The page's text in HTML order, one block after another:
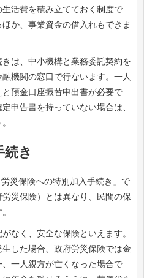
活費を積み立てておく制度で
か、事業資金の借入れもできま
は、中小機構と業務委託契約を
機関の窓口で行ないます。一人
預金口座振替申出書が必要で
申告書を持っていない場合は、
続き
災保険への特別加入手続き」で
災保険）とは異なり、民間の保
なく、安全な保険といえます。
した場合、政府労災保険では金
一人親方が亡くなった場合で